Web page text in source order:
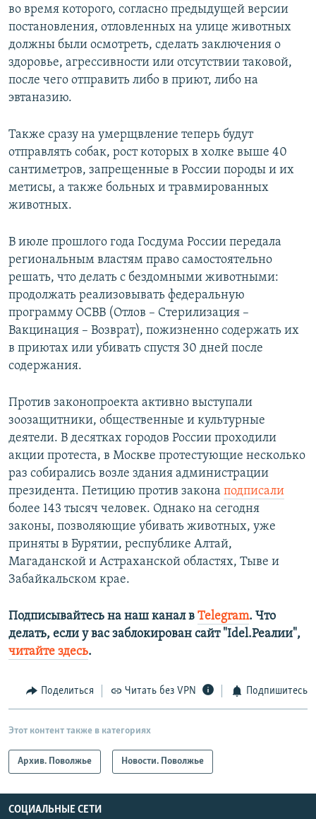
во время которого, согласно предыдущей версии
постановления, отловленных на улице животных
должны были осмотреть, сделать заключения о
здоровье, агрессивности или отсутствии таковой,
после чего отправить либо в приют, либо на
эвтаназию.
Также сразу на умерщвление теперь будут
отправлять собак, рост которых в холке выше 40
сантиметров, запрещенные в России породы и их
метисы, а также больных и травмированных
животных.
В июле прошлого года Госдума России передала
региональным властям право самостоятельно
решать, что делать с бездомными животными:
продолжать реализовывать федеральную
программу ОСВВ (Отлов – Стерилизация –
Вакцинация – Возврат), пожизненно содержать их
в приютах или убивать спустя 30 дней после
содержания.
Против законопроекта активно выступали
зоозащитники, общественные и культурные
деятели. В десятках городов России проходили
акции протеста, в Москве протестующие несколько
раз собирались возле здания администрации
президента. Петицию против закона подписали
более 143 тысяч человек. Однако на сегодня
законы, позволяющие убивать животных, уже
приняты в Бурятии, республике Алтай,
Магаданской и Астраханской областях, Тыве и
Забайкальском крае.
Подписывайтесь на наш канал в Telegram. Что
делать, если у вас заблокирован сайт "Idel.Реалии",
читайте здесь.
Поделиться Читать без VPN Подпишитесь
Этот контент также в категориях
Архив. Поволжье Новости. Поволжье
СОЦИАЛЬНЫЕ СЕТИ